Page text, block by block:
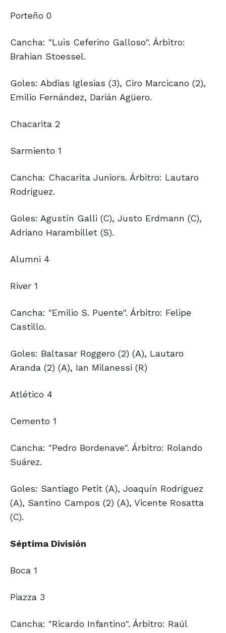
Porteño 0
Cancha: "Luis Ceferino Galloso". Árbitro:
Brahian Stoessel.
Goles: Abdias Iglesias (3), Ciro Marcicano (2),
Emilio Fernández, Darián Agüero.
Chacarita 2
Sarmiento 1
Cancha: Chacarita Juniors. Árbitro: Lautaro
Rodríguez.
Goles: Agustín Galli (C), Justo Erdmann (C),
Adriano Harambillet (S).
Alumni 4
River 1
Cancha: "Emilio S. Puente". Árbitro: Felipe
Castillo.
Goles: Baltasar Roggero (2) (A), Lautaro
Aranda (2) (A), Ian Milanessi (R)
Atlético 4
Cemento 1
Cancha: "Pedro Bordenave". Árbitro: Rolando
Suárez.
Goles: Santiago Petit (A), Joaquín Rodríguez
(A), Santino Campos (2) (A), Vicente Rosatta
(C).
Séptima División
Boca 1
Piazza 3
Cancha: "Ricardo Infantino". Árbitro: Raúl